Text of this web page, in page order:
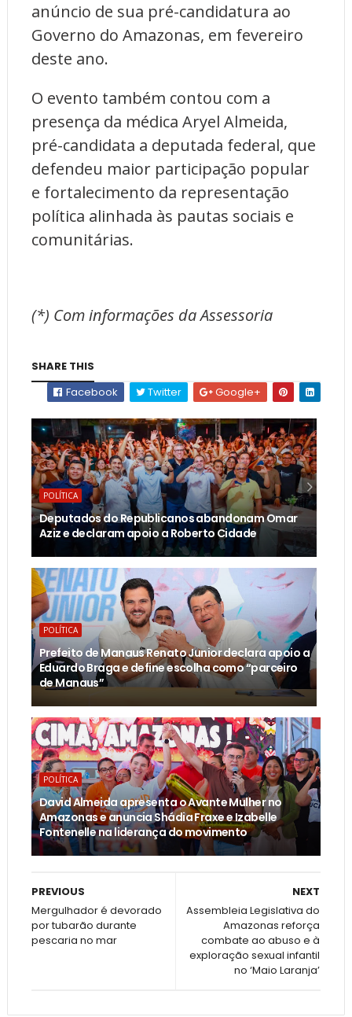
anúncio de sua pré-candidatura ao
Governo do Amazonas, em fevereiro
deste ano.
O evento também contou com a
presença da médica Aryel Almeida,
pré-candidata a deputada federal, que
defendeu maior participação popular
e fortalecimento da representação
política alinhada às pautas sociais e
comunitárias.
(*) Com informações da Assessoria
SHARE THIS
Facebook
Twitter Google+
POLÍTICA
Deputados do Republicanos abandonam Omar
Aziz e declaram apoio a Roberto Cidade
POLÍTICA
Prefeito de Manaus Renato Junior declara apoio a
Eduardo Braga e define escolha como “parceiro
de Manaus”
POLÍTICA
David Almeida apresenta o Avante Mulher no
Amazonas e anuncia Shádia Fraxe e Izabelle
Fontenelle na liderança do movimento
NEXT
Assembleia Legislativa do
Amazonas reforça
combate ao abuso e à
exploração sexual infantil
no ‘Maio Laranja’
PREVIOUS
Mergulhador é devorado
por tubarão durante
pescaria no mar